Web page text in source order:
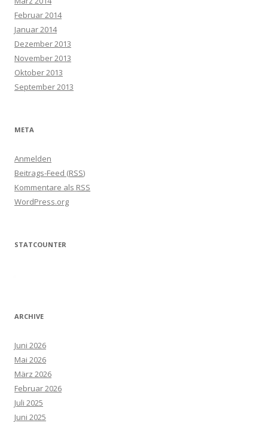
Februar 2014
Januar 2014
Dezember 2013
November 2013
Oktober 2013
September 2013
META
Anmelden
Beitrags-Feed (RSS)
Kommentare als RSS
WordPress.org
STATCOUNTER
ARCHIVE
Juni 2026
Mai 2026
März 2026
Februar 2026
Juli 2025
Juni 2025